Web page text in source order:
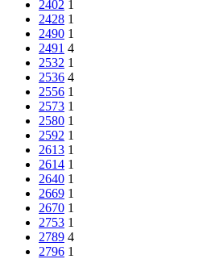
2402 1
2428 1
2490 1
2491 4
2532 1
2536 4
2556 1
2573 1
2580 1
2592 1
2613 1
2614 1
2640 1
2669 1
2670 1
2753 1
2789 4
2796 1